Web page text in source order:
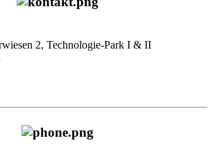
2, Technologie-Park I & II